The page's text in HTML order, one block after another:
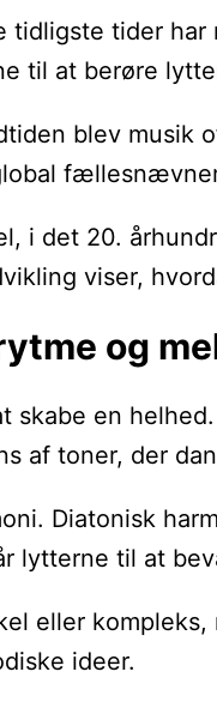
tider
til at berøre
blev
i det 20.
viser,
og
en
af toner, der
Diatonisk
lytterne til at
eller
ideer.